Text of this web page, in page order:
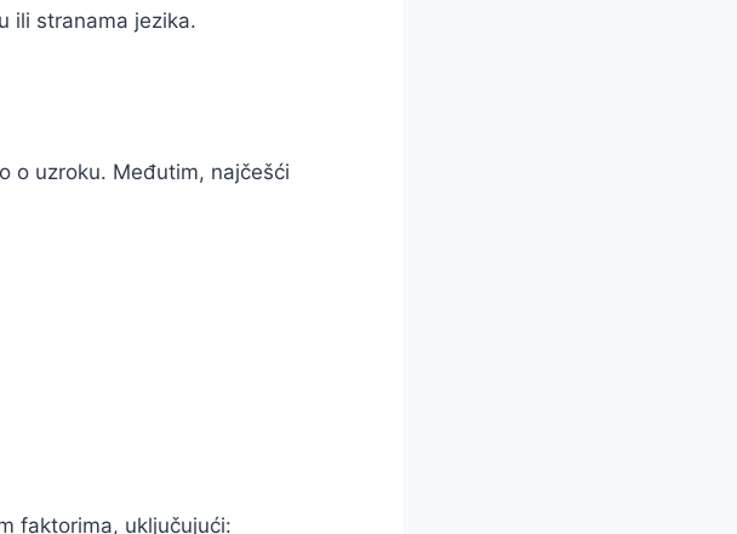
ili stranama jezika.
o uzroku. Međutim, najčešći
faktorima, uključujući: